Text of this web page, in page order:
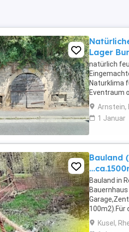
Lager
natürlich
Naturklima
Eventraum
Ihren
Arnstein,
1 Januar
Bauland
Bauland in
100m2).Für
Kusel,